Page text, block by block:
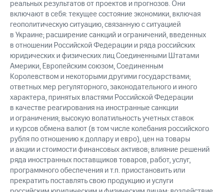
реальных результатов от проектов и прогнозов. Они
включают в себя: текущее состояние экономики, включая
геополитическую ситуацию, связанную с ситуацией
в Украине; расширение санкций и ограничений, введенных
в отношении Российской Федерации и ряда российских
юридических и физических лиц Соединенными Штатами
Америки, Европейским союзом, Соединенным
Королевством и некоторыми другими государствами;
ответных мер регуляторного, законодательного и иного
характера, принятых властями Российской Федерации
в качестве реагирования на иностранные санкции
и ограничения; высокую волатильность учетных ставок
и курсов обмена валют (в том числе колебания российского
рубля по отношению к доллару и евро), цен на товары
и акции и стоимости финансовых активов; влияние решений
ряда иностранных поставщиков товаров, работ, услуг,
программного обеспечения и т.п. приостановить или
прекратить поставлять свою продукцию и услуги